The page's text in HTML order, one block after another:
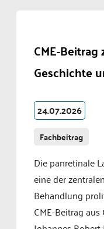
CME-
Geschichte
24.07.2026
Fachbeitrag
Die panretinale
eine der
Behandlung
CME-Beitrag